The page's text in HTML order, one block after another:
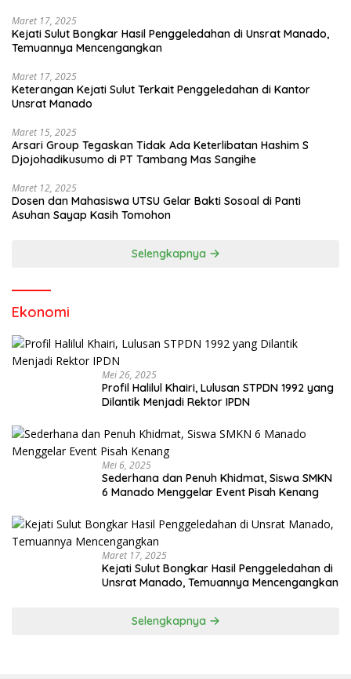
Maret 17, 2025
Kejati Sulut Bongkar Hasil Penggeledahan di Unsrat Manado,
Temuannya Mencengangkan
Maret 17, 2025
Keterangan Kejati Sulut Terkait Penggeledahan di Kantor
Unsrat Manado
Maret 15, 2025
Arsari Group Tegaskan Tidak Ada Keterlibatan Hashim S
Djojohadikusumo di PT Tambang Mas Sangihe
Maret 12, 2025
Dosen dan Mahasiswa UTSU Gelar Bakti Sosoal di Panti
Asuhan Sayap Kasih Tomohon
Selengkapnya
Ekonomi
Mei 26, 2025
Profil Halilul Khairi, Lulusan STPDN 1992 yang
Dilantik Menjadi Rektor IPDN
Mei 6, 2025
Sederhana dan Penuh Khidmat, Siswa SMKN
6 Manado Menggelar Event Pisah Kenang
Maret 17, 2025
Kejati Sulut Bongkar Hasil Penggeledahan di
Unsrat Manado, Temuannya Mencengangkan
Selengkapnya